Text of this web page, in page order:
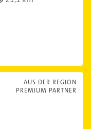
AUS DER REGION
PREMIUM PARTNER